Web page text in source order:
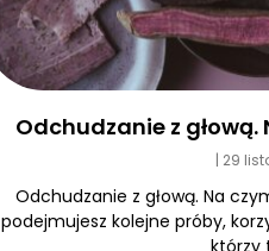
Odchudzanie z
29
Odchudzanie z głową. Na
podejmujesz kolejne próby,
którzy